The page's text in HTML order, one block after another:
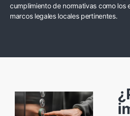
cumplimiento de normativas como los
marcos legales locales pertinentes.